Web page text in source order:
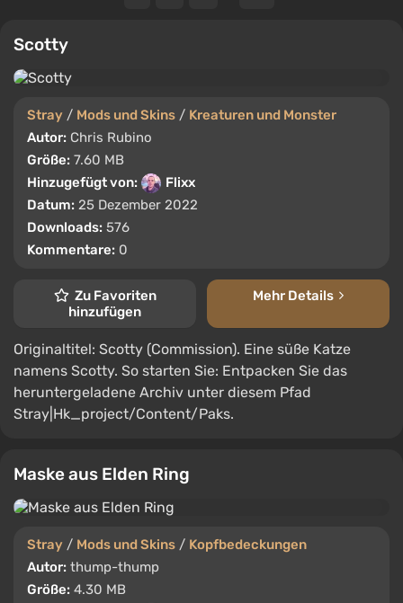
Scotty
Stray / Mods und Skins / Kreaturen und Monster
Autor: Chris Rubino
Größe: 7.60 MB
Hinzugefügt von:
Flixx
Datum: 25 Dezember 2022
Downloads: 576
Kommentare: 0
Zu Favoriten
hinzufügen
Mehr Details
Originaltitel: Scotty (Commission). Eine süße Katze
namens Scotty. So starten Sie: Entpacken Sie das
heruntergeladene Archiv unter diesem Pfad
Stray|Hk_project/Content/Paks.
Maske aus Elden Ring
Stray / Mods und Skins / Kopfbedeckungen
Autor: thump-thump
Größe: 4.30 MB